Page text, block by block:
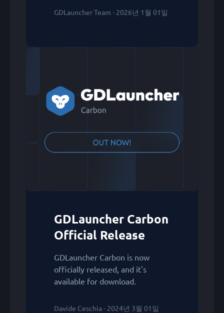
GDLauncher Team - 2026년 1월 01일
GDLauncher Carbon
Official Release
GDLauncher Carbon is now
officially released, and it's
available for download.
Davide Ceschia - 2024년 3월 01일